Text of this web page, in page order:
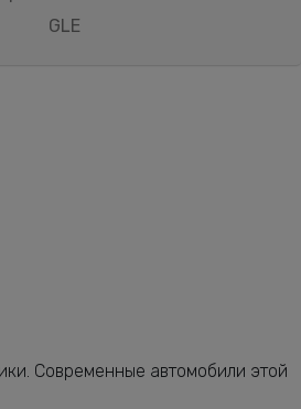
GLE
Современные автомобили этой